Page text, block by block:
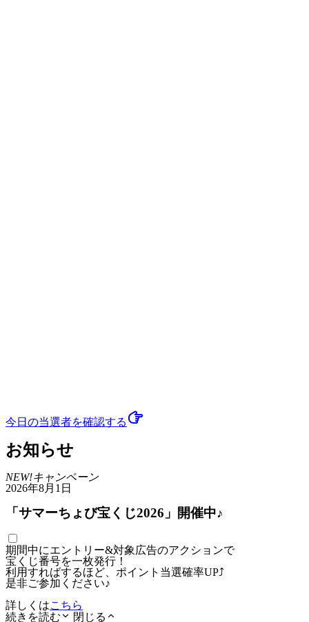
今日の当選者を確認する
お知らせ
NEW!キャンペーン
2026年8月1日
「サマーちょび宝くじ2026」開催中♪
期間中にエントリー&対象広告のアクションで
宝くじ番号を一枚発行！
利用すればするほど、ポイント当選確率UP⤴
是非ご参加ください♪
詳しくはこちら
続きを読む
閉じる